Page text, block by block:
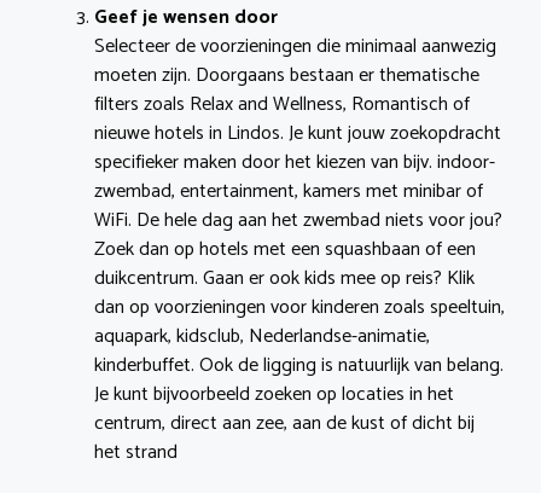
Geef je wensen door
Selecteer de voorzieningen die minimaal aanwezig
moeten zijn. Doorgaans bestaan er thematische
filters zoals Relax and Wellness, Romantisch of
nieuwe hotels in Lindos. Je kunt jouw zoekopdracht
specifieker maken door het kiezen van bijv. indoor-
zwembad, entertainment, kamers met minibar of
WiFi. De hele dag aan het zwembad niets voor jou?
Zoek dan op hotels met een squashbaan of een
duikcentrum. Gaan er ook kids mee op reis? Klik
dan op voorzieningen voor kinderen zoals speeltuin,
aquapark, kidsclub, Nederlandse-animatie,
kinderbuffet. Ook de ligging is natuurlijk van belang.
Je kunt bijvoorbeeld zoeken op locaties in het
centrum, direct aan zee, aan de kust of dicht bij
het strand